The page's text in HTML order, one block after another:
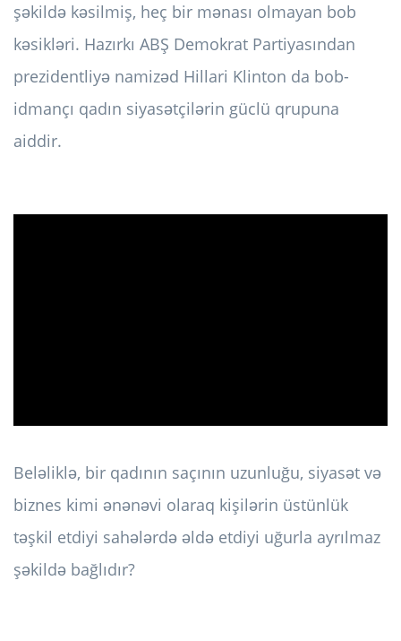
şəkildə kəsilmiş, heç bir mənası olmayan bob
kəsikləri. Hazırkı ABŞ Demokrat Partiyasından
prezidentliyə namizəd Hillari Klinton da bob-
idmançı qadın siyasətçilərin güclü qrupuna
aiddir.
Beləliklə, bir qadının saçının uzunluğu, siyasət və
biznes kimi ənənəvi olaraq kişilərin üstünlük
təşkil etdiyi sahələrdə əldə etdiyi uğurla ayrılmaz
şəkildə bağlıdır?